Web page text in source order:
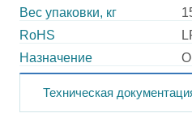
Вес упаковки, кг
RoHS
Назначение
Техническая